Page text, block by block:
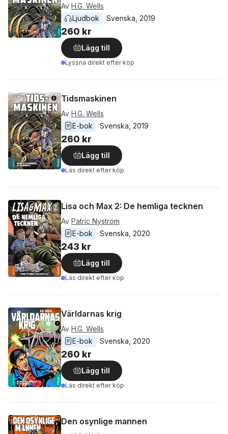
Av H.G. Wells
Ljudbok
Svenska 2019
260 kr
Lägg till
Lyssna direkt efter köp
Tidsmaskinen
Av H.G. Wells
E-bok
Svenska 2019
260 kr
Lägg till
Läs direkt efter köp
Lisa och Max 2: De hemliga tecknen
Av Patric Nyström
E-bok
Svenska 2020
243 kr
Lägg till
Läs direkt efter köp
Världarnas krig
Av H.G. Wells
E-bok
Svenska 2020
260 kr
Lägg till
Läs direkt efter köp
Den osynlige mannen